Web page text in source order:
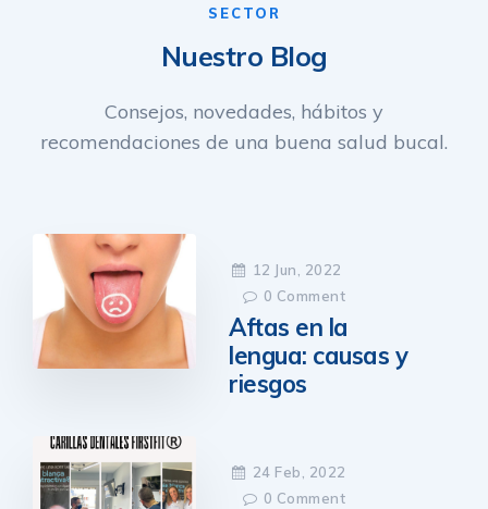
SECTOR
Nuestro Blog
Consejos, novedades, hábitos y
recomendaciones de una buena salud bucal.
12 Jun, 2022
0 Comment
Aftas en la
lengua: causas y
riesgos
24 Feb, 2022
0 Comment